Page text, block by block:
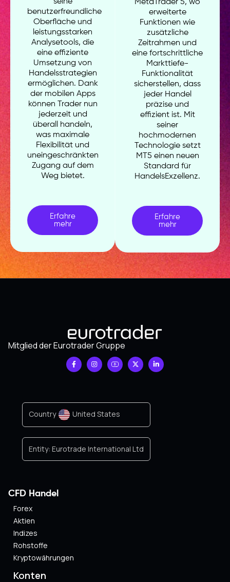
seine
benutzerfreundliche
Oberfläche und
leistungsstarken
Analysetools, die
eine effiziente
Umsetzung von
Handelsstrategien
ermöglichen. Dank
der mobilen Apps
können Trader nun
jederzeit und
überall handeln,
was maximale
Flexibilität und
uneingeschränkten
Zugang auf dem
Weg bietet.
Erfahre
mehr
MetaTrader 5, wo
erweiterte
Funktionen wie
zusätzliche
Zeitrahmen und
eine fortschrittliche
Markttiefe-
Funktionalität
sicherstellen, dass
jeder Handel
präzise und
effizient ist. Mit
seiner
hochmodernen
Technologie setzt
MT5 einen neuen
Standard für
HandelsExzellenz.
Erfahre
mehr
Mitglied der Eurotrader Gruppe
Country United States
Entity: Eurotrade International Ltd
CFD Handel
Forex
Aktien
Indizes
Rohstoffe
Kryptowährungen
Konten